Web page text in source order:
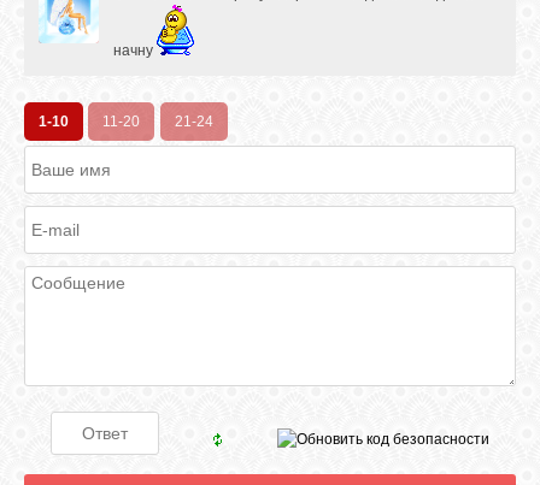
начну
1-10 11-20 21-24